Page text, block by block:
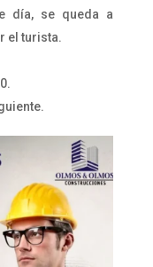
día, se queda a
el turista.